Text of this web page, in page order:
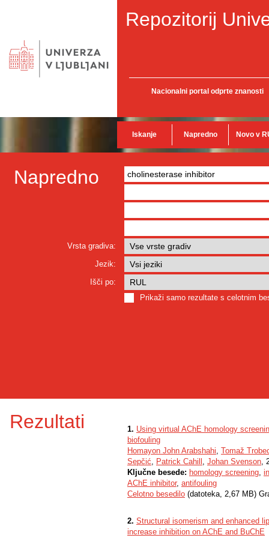
Repozitorij
Nacionalni portal odprte znanosti
Iskanje Napredno Novo v
Napredno
Vrsta gradiva:
Jezik:
Išči po:
Prikaži samo rezultate s celotnim
Rezultati 1. Using virtual AChE homology
biofouling
Homayon John Arabshahi, Tomaž
Sepčić, Patrick Cahill , Johan Svenson,
Ključne besede: homology screening,
AChE inhibitor, antifouling
Celotno besedilo (datoteka, 2,67 MB)
2. Structural isomerism and enhanced
increase inhibition on AChE and BuChE